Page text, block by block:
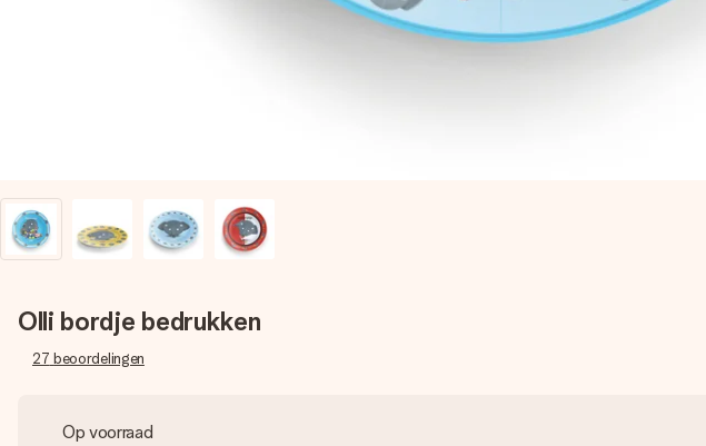
Olli bordje bedrukken
27 beoordelingen
Op voorraad